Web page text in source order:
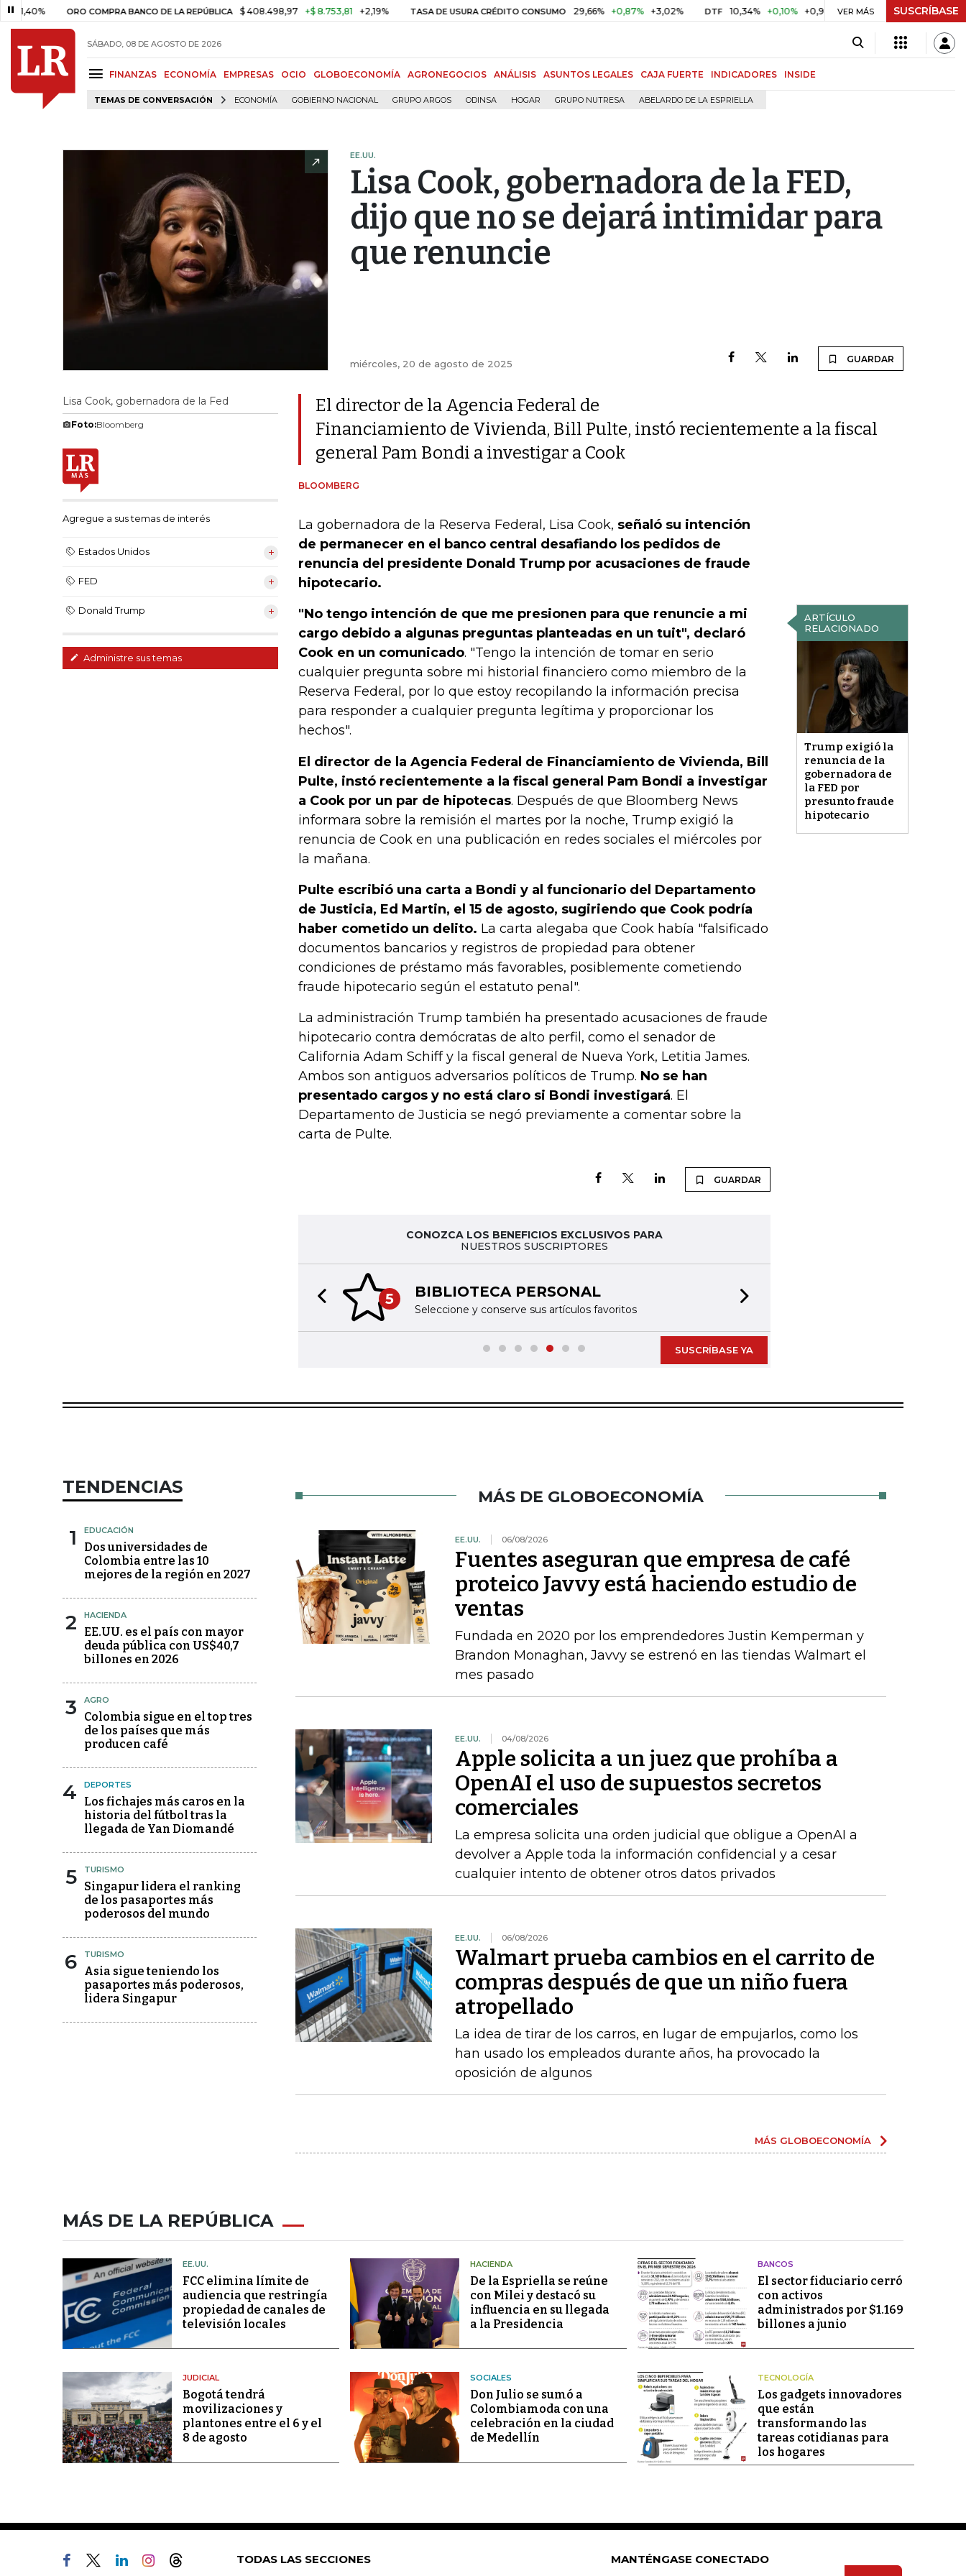
ORO COMPRA BANCO DE LA REPÚBLICA $ 408.498,97 +$ 8.753,81 +2,19% TASA DE USURA CRÉDITO CONSUMO 29,66% +0,87% +3,02% DTF 10,34% +0,10% +0,98% UVR $ 417,01 +$ 0,05 +0,01%
VER MÁS SUSCRÍBASE
SÁBADO, 08 DE AGOSTO DE 2026
FINANZAS ECONOMÍA EMPRESAS OCIO GLOBOECONOMÍA AGRONEGOCIOS ANÁLISIS ASUNTOS LEGALES CAJA FUERTE INDICADORES INSIDE
TEMAS DE CONVERSACIÓN ECONOMÍA GOBIERNO NACIONAL GRUPO ARGOS ODINSA HOGAR GRUPO NUTRESA ABELARDO DE LA ESPRIELLA
EE.UU.
Lisa Cook, gobernadora de la FED,
dijo que no se dejará intimidar para
que renuncie
miércoles, 20 de agosto de 2025 GUARDAR
Lisa Cook, gobernadora de la Fed
Foto:Bloomberg
Agregue a sus temas de interés
Estados Unidos
FED
Donald Trump
Administre sus temas
El director de la Agencia Federal de
Financiamiento de Vivienda, Bill Pulte, instó recientemente a la fiscal
general Pam Bondi a investigar a Cook
BLOOMBERG
La gobernadora de la Reserva Federal, Lisa Cook, señaló su intención
de permanecer en el banco central desafiando los pedidos de
renuncia del presidente Donald Trump por acusaciones de fraude
hipotecario.
ARTÍCULO
RELACIONADO
Trump exigió la
renuncia de la
gobernadora de
la FED por
presunto fraude
hipotecario
"No tengo intención de que me presionen para que renuncie a mi
cargo debido a algunas preguntas planteadas en un tuit", declaró
Cook en un comunicado. "Tengo la intención de tomar en serio
cualquier pregunta sobre mi historial financiero como miembro de la
Reserva Federal, por lo que estoy recopilando la información precisa
para responder a cualquier pregunta legítima y proporcionar los
hechos".
El director de la Agencia Federal de Financiamiento de Vivienda, Bill
Pulte, instó recientemente a la fiscal general Pam Bondi a investigar
a Cook por un par de hipotecas. Después de que Bloomberg News
informara sobre la remisión el martes por la noche, Trump exigió la
renuncia de Cook en una publicación en redes sociales el miércoles por
la mañana.
Pulte escribió una carta a Bondi y al funcionario del Departamento
de Justicia, Ed Martin, el 15 de agosto, sugiriendo que Cook podría
haber cometido un delito. La carta alegaba que Cook había "falsificado
documentos bancarios y registros de propiedad para obtener
condiciones de préstamo más favorables, posiblemente cometiendo
fraude hipotecario según el estatuto penal".
La administración Trump también ha presentado acusaciones de fraude
hipotecario contra demócratas de alto perfil, como el senador de
California Adam Schiff y la fiscal general de Nueva York, Letitia James.
Ambos son antiguos adversarios políticos de Trump. No se han
presentado cargos y no está claro si Bondi investigará. El
Departamento de Justicia se negó previamente a comentar sobre la
carta de Pulte.
GUARDAR
CONOZCA LOS BENEFICIOS EXCLUSIVOS PARA
NUESTROS SUSCRIPTORES
5 BIBLIOTECA PERSONAL
Seleccione y conserve sus artículos favoritos
Previous slide
SUSCRÍBASE YA
TENDENCIAS
1 EDUCACIÓN
Dos universidades de
Colombia entre las 10
mejores de la región en 2027
2 HACIENDA
EE.UU. es el país con mayor
deuda pública con US$40,7
billones en 2026
3 AGRO
Colombia sigue en el top tres
de los países que más
producen café
4 DEPORTES
Los fichajes más caros en la
historia del fútbol tras la
llegada de Yan Diomandé
5 TURISMO
Singapur lidera el ranking
de los pasaportes más
poderosos del mundo
6 TURISMO
Asia sigue teniendo los
pasaportes más poderosos,
lidera Singapur
MÁS DE GLOBOECONOMÍA
EE.UU. 06/08/2026
Fuentes aseguran que empresa de café
proteico Javvy está haciendo estudio de
ventas
Fundada en 2020 por los emprendedores Justin Kemperman y
Brandon Monaghan, Javvy se estrenó en las tiendas Walmart el
mes pasado
EE.UU. 04/08/2026
Apple solicita a un juez que prohíba a
OpenAI el uso de supuestos secretos
comerciales
La empresa solicita una orden judicial que obligue a OpenAI a
devolver a Apple toda la información confidencial y a cesar
cualquier intento de obtener otros datos privados
EE.UU. 06/08/2026
Walmart prueba cambios en el carrito de
compras después de que un niño fuera
atropellado
La idea de tirar de los carros, en lugar de empujarlos, como los
han usado los empleados durante años, ha provocado la
oposición de algunos
MÁS GLOBOECONOMÍA
MÁS DE LA REPÚBLICA
EE.UU.
FCC elimina límite de
audiencia que restringía
propiedad de canales de
televisión locales
HACIENDA
De la Espriella se reúne
con Milei y destacó su
influencia en su llegada
a la Presidencia
BANCOS
El sector fiduciario cerró
con activos
administrados por $1.169
billones a junio
JUDICIAL
Bogotá tendrá
movilizaciones y
plantones entre el 6 y el
8 de agosto
SOCIALES
Don Julio se sumó a
Colombiamoda con una
celebración en la ciudad
de Medellín
TECNOLOGÍA
Los gadgets innovadores
que están
transformando las
tareas cotidianas para
los hogares
TODAS LAS SECCIONES MANTÉNGASE CONECTADO